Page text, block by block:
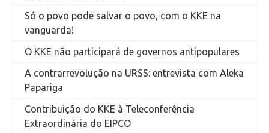
Só o povo pode salvar o povo, com o KKE na
vanguarda!
O KKE não participará de governos antipopulares
A contrarrevolução na URSS: entrevista com Aleka
Papariga
Contribuição do KKE à Teleconferência
Extraordinária do EIPCO